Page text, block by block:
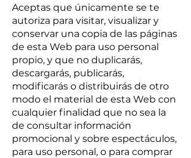
Aceptas que únicamente se te
autoriza para visitar, visualizar y
conservar una copia de las páginas
de esta Web para uso personal
propio, y que no duplicarás,
descargarás, publicarás,
modificarás o distribuirás de otro
modo el material de esta Web con
cualquier finalidad que no sea la
de consultar información
promocional y sobre espectáculos,
para uso personal, o para comprar